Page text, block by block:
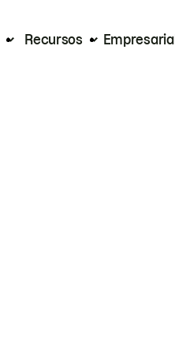
Recursos Empresarial